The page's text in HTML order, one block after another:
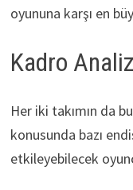
oyununa karşı en
Kadro
Her iki takımın da
konusunda bazı
etkileyebilecek